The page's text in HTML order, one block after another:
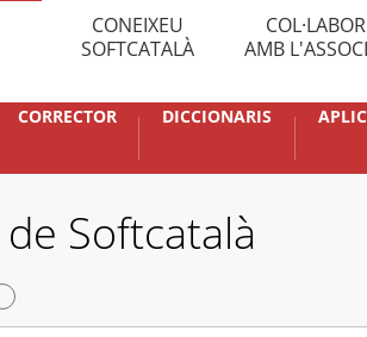
CONEIXEU
SOFTCATALÀ
AMB
CORRECTOR DICCIONARIS
Softcatalà